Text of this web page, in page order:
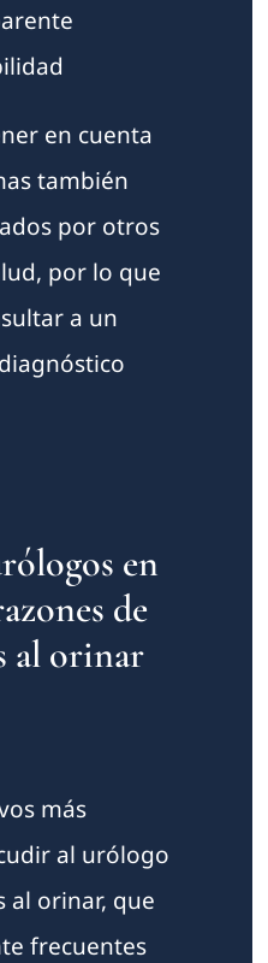
en cuenta
también
por otros
por lo que
a un
en
de
al orinar
más
al urólogo
al orinar, que
frecuentes